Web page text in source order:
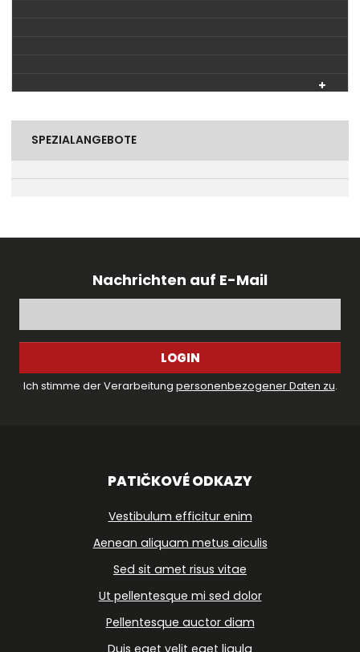
SPEZIALANGEBOTE
Nachrichten auf E-Mail
LOGIN
Ich stimme der Verarbeitung personenbezogener Daten zu.
PATIČKOVÉ ODKAZY
Vestibulum efficitur enim
Aenean aliquam metus aiculis
Sed sit amet risus vitae
Ut pellentesque mi sed dolor
Pellentesque auctor diam
Duis eget velit eget ligula